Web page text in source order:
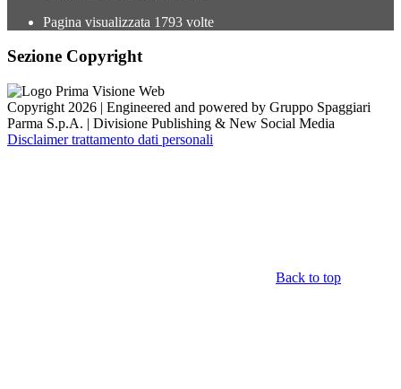
Pagina visualizzata 1793 volte
Sezione Copyright
Copyright 2026 | Engineered and powered by Gruppo Spaggiari
Parma S.p.A. | Divisione Publishing & New Social Media
Disclaimer trattamento dati personali
Back to top